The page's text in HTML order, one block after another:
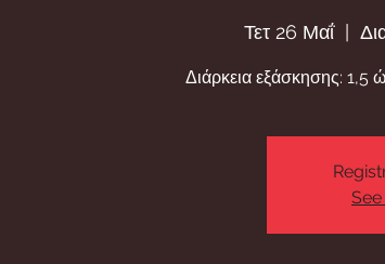
Τετ 26 Μαΐ
  |
Διάρκεια εξάσκησης: